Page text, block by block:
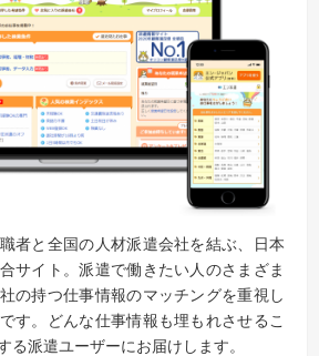
者と全国の人材派遣会社を結ぶ、日本
サイト。派遣で働きたい人のさまざま
の持つ仕事情報のマッチングを重視し
す。どんな仕事情報も埋もれさせるこ
る派遣ユーザーにお届けします。